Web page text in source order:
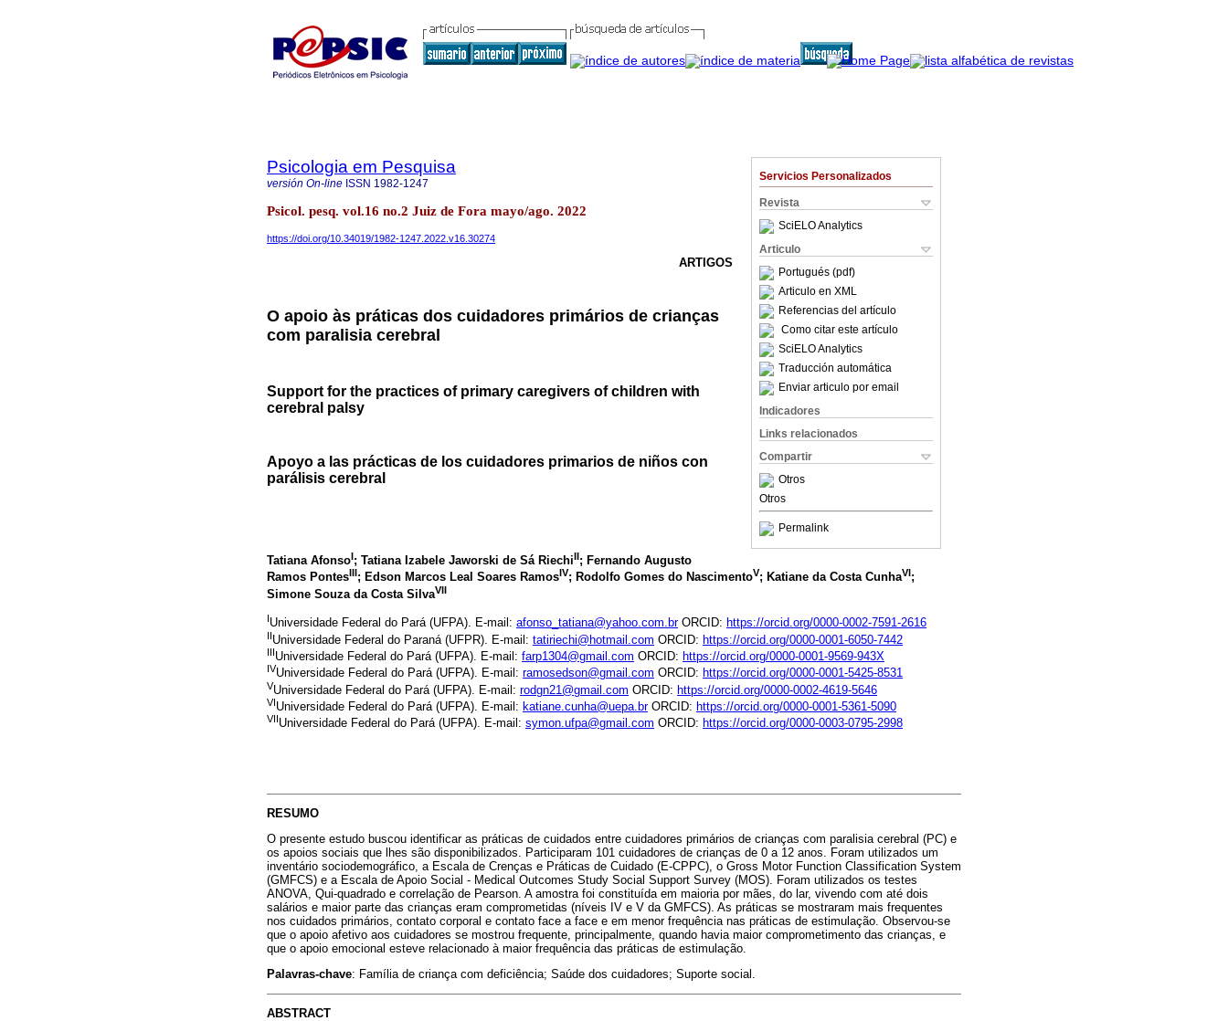
Servicios Personalizados
Revista
SciELO Analytics
Articulo
Portugués (pdf)
Articulo en XML
Referencias del artículo
Como citar este artículo
SciELO Analytics
Traducción automática
Enviar articulo por email
Indicadores
Links relacionados
Compartir
Otros
Otros
Permalink
Psicologia em Pesquisa
versión On-line ISSN 1982-1247
Psicol. pesq. vol.16 no.2 Juiz de Fora mayo/ago. 2022
https://doi.org/10.34019/1982-1247.2022.v16.30274
ARTIGOS
O apoio às práticas dos cuidadores primários de crianças
com paralisia cerebral
Support for the practices of primary caregivers of children with
cerebral palsy
Apoyo a las prácticas de los cuidadores primarios de niños con
parálisis cerebral
Tatiana AfonsoI; Tatiana Izabele Jaworski de Sá RiechiII; Fernando Augusto
Ramos PontesIII; Edson Marcos Leal Soares RamosIV; Rodolfo Gomes do NascimentoV; Katiane da Costa CunhaVI;
Simone Souza da Costa SilvaVII
IUniversidade Federal do Pará (UFPA). E-mail: afonso_tatiana@yahoo.com.brORCID: https://orcid.org/0000-0002-7591-2616
IIUniversidade Federal do Paraná (UFPR). E-mail: tatiriechi@hotmail.com ORCID: https://orcid.org/0000-0001-6050-7442
IIIUniversidade Federal do Pará (UFPA). E-mail: farp1304@gmail.com ORCID: https://orcid.org/0000-0001-9569-943X
IVUniversidade Federal do Pará (UFPA). E-mail: ramosedson@gmail.com ORCID: https://orcid.org/0000-0001-5425-8531
VUniversidade Federal do Pará (UFPA). E-mail: rodgn21@gmail.com ORCID: https://orcid.org/0000-0002-4619-5646
VIUniversidade Federal do Pará (UFPA). E-mail: katiane.cunha@uepa.brORCID: https://orcid.org/0000-0001-5361-5090
VIIUniversidade Federal do Pará (UFPA). E-mail: symon.ufpa@gmail.com ORCID: https://orcid.org/0000-0003-0795-2998
RESUMO
O presente estudo buscou identificar as práticas de cuidados entre cuidadores primários de crianças com paralisia cerebral (PC) e
os apoios sociais que lhes são disponibilizados. Participaram 101 cuidadores de crianças de 0 a 12 anos. Foram utilizados um
inventário sociodemográfico, a Escala de Crenças e Práticas de Cuidado (E-CPPC), o Gross Motor Function Classification System
(GMFCS) e a Escala de Apoio Social - Medical Outcomes Study Social Support Survey (MOS). Foram utilizados os testes
ANOVA, Qui-quadrado e correlação de Pearson. A amostra foi constituída em maioria por mães, do lar, vivendo com até dois
salários e maior parte das crianças eram comprometidas (níveis IV e V da GMFCS). As práticas se mostraram mais frequentes
nos cuidados primários, contato corporal e contato face a face e em menor frequência nas práticas de estimulação. Observou-se
que o apoio afetivo aos cuidadores se mostrou frequente, principalmente, quando havia maior comprometimento das crianças, e
que o apoio emocional esteve relacionado à maior frequência das práticas de estimulação.
Palavras-chave: Família de criança com deficiência; Saúde dos cuidadores; Suporte social.
ABSTRACT